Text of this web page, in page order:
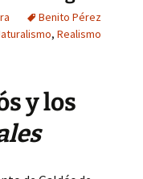
Benito Pérez
, Realismo
y los